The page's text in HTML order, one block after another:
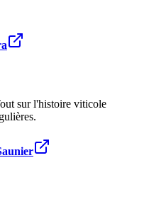
sur l'histoire viticole